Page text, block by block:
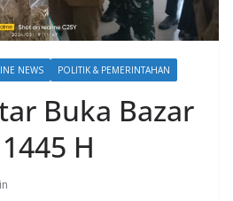
NEWS POLITIK & PEMERINTAHAN
Buka Bazar
H